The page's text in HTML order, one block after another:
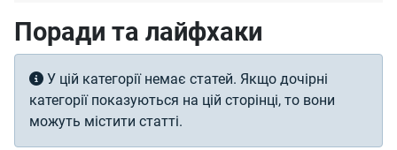
Поради та лайфхаки
Інформація
У цій категорії немає статей. Якщо дочірні
категорії показуються на цій сторінці, то вони
можуть містити статті.